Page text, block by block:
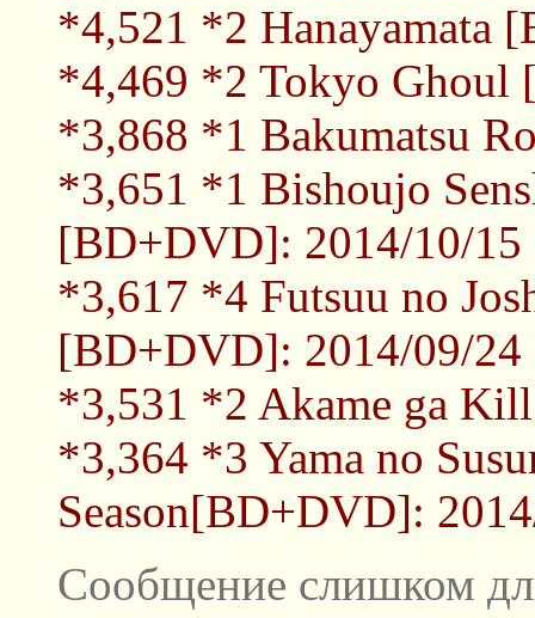
*4,521 *2 Hanayamata
*4,469 *2 Tokyo Ghoul
*3,868 *1 Bakumatsu
*3,651 *1 Bishoujo
[BD+DVD]: 2014/10/15
*3,617 *4 Futsuu no
[BD+DVD]: 2014/09/24
*3,531 *2 Akame ga
*3,364 *3 Yama no
Season[BD+DVD]:
Сообщение слишком